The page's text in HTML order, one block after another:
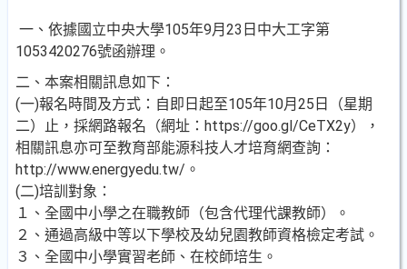
一、依據國立中央大學105年9月23日中大工字第
1053420276號函辦理。
二、本案相關訊息如下：
(一)報名時間及方式：自即日起至105年10月25日（星期
二）止，採網路報名（網址：https://goo.gl/CeTX2y），
相關訊息亦可至教育部能源科技人才培育網查詢：
http://www.energyedu.tw/。
(二)培訓對象：
１、全國中小學之在職教師（包含代理代課教師）。
２、通過高級中等以下學校及幼兒園教師資格檢定考試。
３、全國中小學實習老師、在校師培生。